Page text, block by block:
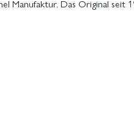
Manufaktur. Das Original seit